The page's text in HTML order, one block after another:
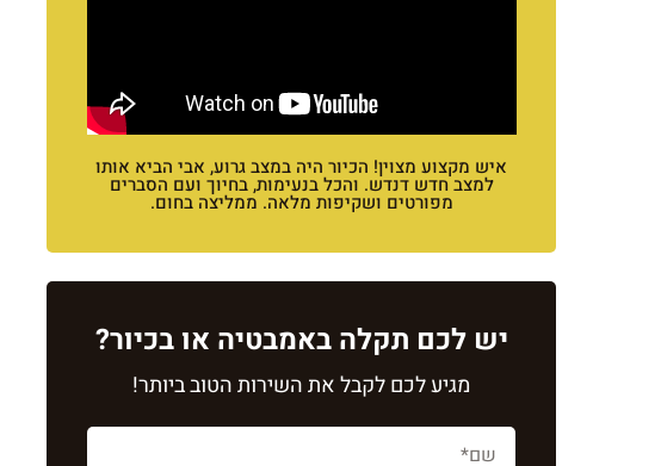
איש מקצוע מצוין! הכיור היה במצב גרוע, אבי הביא אותו
למצב חדש דנדש. והכל בנעימות, בחיוך ועם הסברים
מפורטים ושקיפות מלאה. ממליצה בחום.
יש לכם תקלה באמבטיה או בכיור?
מגיע לכם לקבל את השירות הטוב ביותר!